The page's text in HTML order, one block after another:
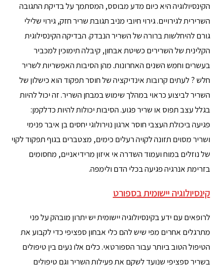
הקינסיולוגיה היא כיום מדע מבוסס, המסתמך על בדיקת התגובה
השרירית לגירויים. גירוי חיובי מניב תגובת שריר חזק, גירוי שלילי
גורם להיחלשות ברורה של השריר הנבדק. הבדיקה הקינסילוגית
הקלינית של השרירים כשיטת אבחון, קיבלה תימוכין למכביר
בעשרים וחמש השנים האחרונות. מהן הסיבות האפשריות לשריר
חלש ? לעתים קרובות אינדיקציה של חוסר תפקוד הוא כישלון של
השריר לביצוע כראוי במהלך שימוש במבחן השריר. זה יכול להיות
בגלל עצב תפוס או שריר פגוע. הסיבות יכולות להיות כדלקמן:
פגיעה ביכולת העצבי חוסר ארגון נוירולוגי יחסים בן איבר פנימי
ושריר מסוים תזונה לקויה רעלים כימים, מצטברים בגוף תפקוד לקוי
של נוזלים במוח ועמוד השדרה אי איזון מרידיאניים, מחסומים
בזרימת אנרגיה פגיעה בכלי הדם ולימפה.
קינסיולוגיה יישומית בספורט
לרופאים עם ידע בקינסיולוגיה יישומית יש יתרון מובהק על פני
מתרגלים אחרים מפי שיש להם כלי אבחון ספציפי כדי לקבוע את
הטיפול הטוב ביותר עבור הספורטאי. כלים אלו נעים בין טיפולים
בשריר ספציפי שנועד לשקם את פעילות השריר וגם טיפולים